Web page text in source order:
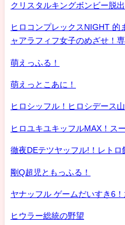
クリスタルキングボンビー脱
ヒロコンプレックスNIGHT 的
ャアラフィフ女子のめざせ！
萌えっふる！
萌えっとこあに！
ヒロシッフル！ヒロシデース
ヒロユキユキッフルMAX！ス
徹夜DEテツヤッフル!！レトロ
剛Q超児ともっふる！
ヤナッフル ゲームだいすき6
ヒウラー総統の野望